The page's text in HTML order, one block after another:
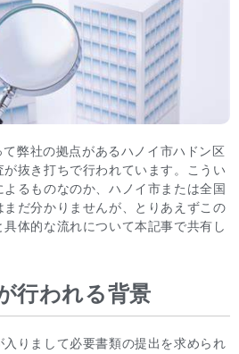
弊社の拠点があるハノイ市ハドン区
抜き打ちで行われています。こうい
るものなのか、ハノイ市または全国
だ分かりませんが、とりあえずこの
体的な流れについて本記事で共有し
行われる背景
りまして必要書類の提出を求められ